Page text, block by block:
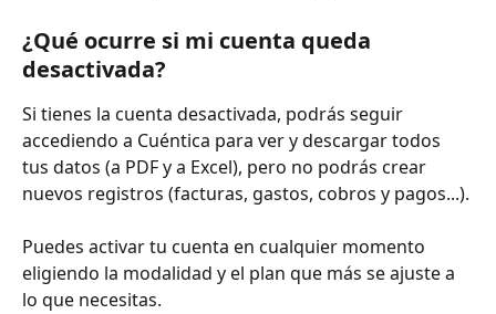
¿Qué ocurre si mi cuenta queda
desactivada?
Si tienes la cuenta desactivada, podrás seguir
accediendo a Cuéntica para ver y descargar todos
tus datos (a PDF y a Excel), pero no podrás crear
nuevos registros (facturas, gastos, cobros y pagos...).
Puedes activar tu cuenta en cualquier momento
eligiendo la modalidad y el plan que más se ajuste a
lo que necesitas.